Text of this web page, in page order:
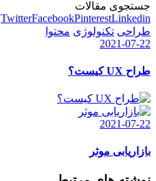
جستجوی مقالات
TwitterFacebookPinterestLinkedin
طراحی تکنولوژی محتوا
2021-07-22
طراح UX کیست؟
2021-07-22
بازاریابی موثر